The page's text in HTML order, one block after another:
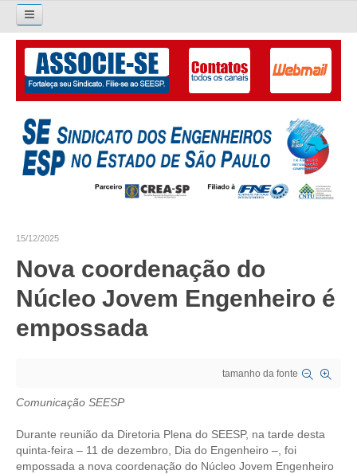
Pesquisar...
O SINDICATO
APRESENTAÇÃO
PALAVRA DO PRESIDENTE
SUBSEDES SINDICAIS
GALERIA EX-PRESIDENTES
HISTÓRICO E ATUAÇÃO
15/12/2025
Nova coordenação do
Núcleo Jovem Engenheiro é
empossada
tamanho da fonte
Comunicação SEESP
Durante reunião da Diretoria Plena do SEESP, na tarde desta
quinta-feira – 11 de dezembro, Dia do Engenheiro –, foi
empossada a nova coordenação do Núcleo Jovem Engenheiro